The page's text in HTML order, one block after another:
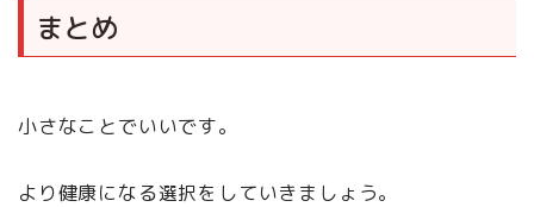
まとめ
小さなことでいいです。
より健康になる選択をしていきましょう。